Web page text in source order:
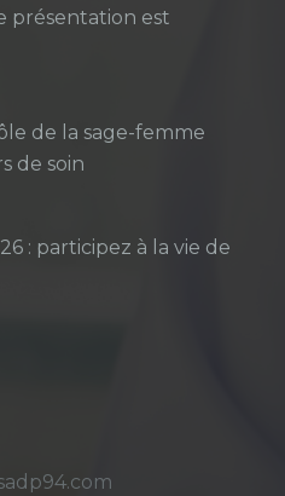
présentation est
de la sage-femme
de soin
: participez à la vie de